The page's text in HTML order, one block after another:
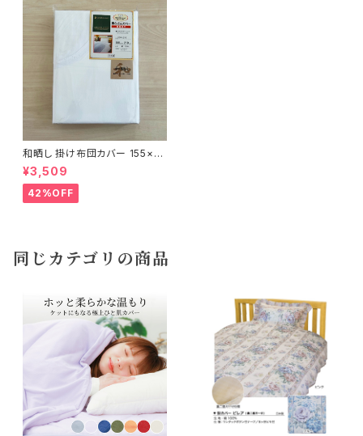
和晒し 掛け布団カバー 155×21
0cm
¥3,509
42%OFF
同じカテゴリの商品